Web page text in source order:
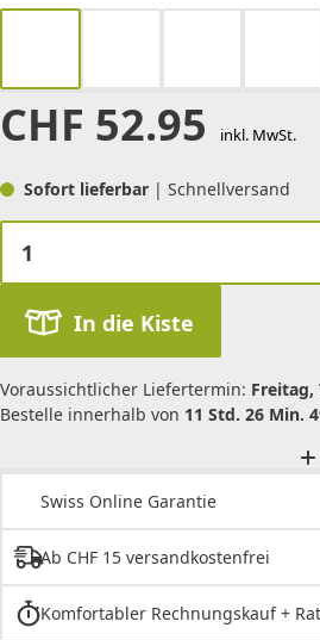
CHF 52.95 inkl. MwSt.
Sofort lieferbar | Schnellversand
In die Kiste
Voraussichtlicher Liefertermin: Freitag,
Bestelle innerhalb von 11 Std. 26 Min.
Swiss Online Garantie
Ab CHF 15 versandkostenfrei
Komfortabler Rechnungskauf +